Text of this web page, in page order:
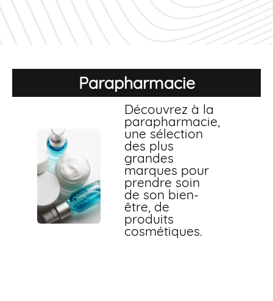
Parapharmacie
Découvrez à la
parapharmacie,
une sélection
des plus
grandes
marques pour
prendre soin
de son bien-
être, de
produits
cosmétiques.